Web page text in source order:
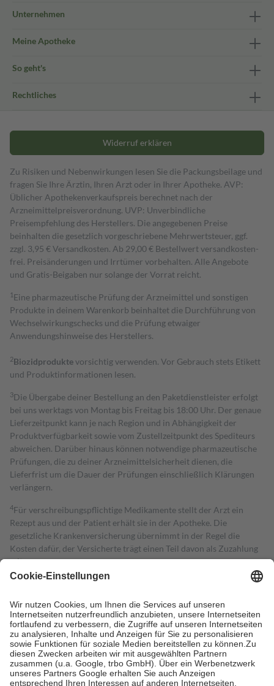
Unternehmen
Meine Apotheke
So geht's
Rechtliches
Widerruf erklären
Zu Risiken und Nebenwirkungen lesen Sie die Packungsbeilage und
fragen Sie Ihre Ärztin, Ihren Arzt oder in Ihrer Apotheke. AVP:
Üblicher Apothekenverkaufspreis berechnet nach der
Arzneimittelpreisverordnung. UVP: Unverbindliche
Preisempfehlung des Herstellers. Die angegebenen Preise
beinhalten die gesetzlich vorgeschriebene Mehrwertsteuer, ggf.
zzgl. 3,95 € Versandkosten. Ab 29,00 € Bestell­wert versand­kosten­
frei. Preisänderungen und Irrtümer vorbehalten. Alle Angebote
und Gratis-Beigaben nur solange der Vorrat reicht.
1 Eine pharmazeutische Prüfung der Arzneimittel und sonstigen
Produkte in deinem Warenkorb beinhaltet die Durchführung von
Wechselwirkungschecks und die Prüfung etwaiger
Anwendungshinweise des Herstellers.
2Biozidproduktevorsichtig verwenden. Vor Gebrauch stets Etikett
und Produktinformationen lesen.
3Die Übergabe deiner Bestellung an den Paketdienstleister erfolgt
bei uns werktags von Montag bis Freitag bis 18:00 Uhr. Der genaue
Lieferzeitpunkt kann je nach Region und in Abhängigkeit der
Produktverfügbarkeit sowie vom Zustellzeitpunkt des Spediteurs
abweichen. Darüber hinaus können notwendige pharmazeutische
Prüfungen, die zu deiner Arzneimittelsicherheit dienen, die
Lieferfrist um die Dauer der Prüfungen einschließlich Klärungen
verlängern.
4Für verschreibungspflichtige Medikamente stellt der Arzt ein
Rezept aus und der Patient erhält sie in der Apotheke. Die
gesetzliche Krankenversicherung übernimmt in der Regel die
Kosten dafür, der Versicherte trägt einen Teil davon als Zuzahlung
mit.
Grundsätzlich leisten Mitglieder Zuzahlungen in Höhe von zehn
höchstens zehn Euro.
Es sind jedoch nie mehr als die tatsächlichen
Kosten der Leistung zu entrichten.
Diese Regeln gelten grundsätzlich auch für Online-Apotheken.
Bei Heilmitteln und häuslicher Krankenpflege beträgt die
Zuzahlung zehn Prozent der Kosten sowie zehn Euro je
Verordnung.
Um das Engagement der Versicherten für ihre eigene Gesundheit zu